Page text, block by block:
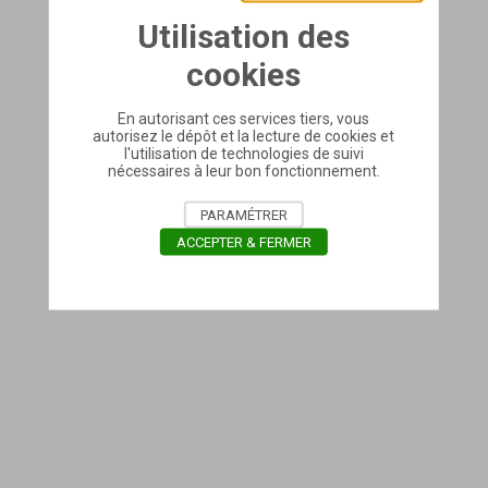
Utilisation des
cookies
En autorisant ces services tiers, vous
autorisez le dépôt et la lecture de cookies et
l'utilisation de technologies de suivi
nécessaires à leur bon fonctionnement.
PARAMÉTRER
ACCEPTER & FERMER